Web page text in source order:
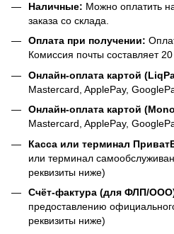
Наличные: Можно оплатить
заказа со склада.
Оплата при получении:
Комиссия почты составляет
Онлайн-оплата картой
Mastercard, ApplePay,
Онлайн-оплата картой
Mastercard, ApplePay,
Касса или терминал
или терминал
реквизиты ниже)
Счёт-фактура (для ФЛП/
предоставлению
реквизиты ниже)